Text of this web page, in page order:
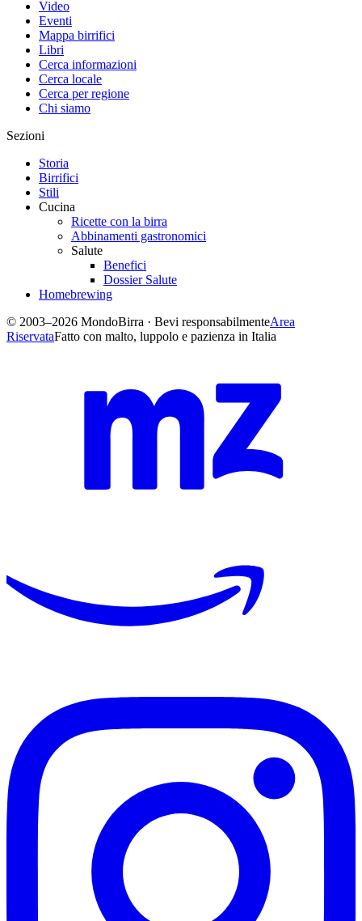
Video
Eventi
Mappa birrifici
Libri
Cerca informazioni
Cerca locale
Cerca per regione
Chi siamo
Sezioni
Storia
Birrifici
Stili
Cucina
Ricette con la birra
Abbinamenti gastronomici
Salute
Benefici
Dossier Salute
Homebrewing
© 2003–2026 MondoBirra · Bevi responsabilmenteArea
RiservataFatto con malto, luppolo e pazienza in Italia